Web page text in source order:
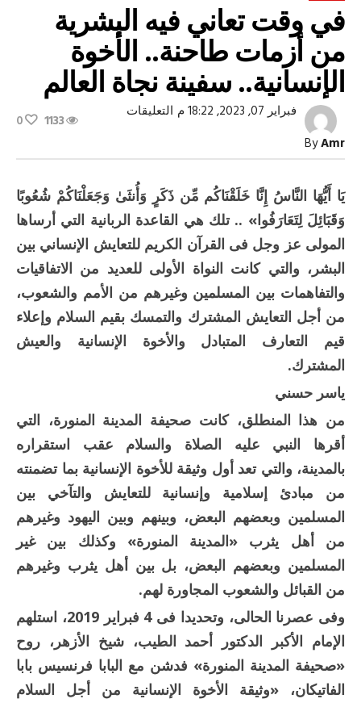
في وقت تعاني فيه البشرية
من أزمات طاحنة.. الأخوة
الإنسانية.. سفينة نجاة العالم
ByAmr
فبراير 07, 2023, 18:22 م التعليقاتعلى
فيه
من
أزمات
طاحنة..
الأخوة
الإنسانية..
سفينة
نجاة
العالم
مغلقة
1133
0
يَا أَيُّهَا النَّاسُ إِنَّا خَلَقْنَاكُم مِّن ذَكَرٍ وَأُنثَىٰ وَجَعَلْنَاكُمْ شُعُوبًا
وَقَبَائِلَ لِتَعَارَفُوا» .. تلك هي القاعدة الربانية التي أرساها
المولى عز وجل فى القرآن الكريم للتعايش الإنساني بين
البشر، والتي كانت النواة الأولى للعديد من الاتفاقيات
والتفاهمات بين المسلمين وغيرهم من الأمم والشعوب،
من أجل التعايش المشترك والتمسك بقيم السلام وإعلاء
قيم التعارف المتبادل والأخوة الإنسانية والعيش
المشترك.
ياسر حسني
من هذا المنطلق، كانت صحيفة المدينة المنورة، التي
أقرها النبي عليه الصلاة والسلام عقب استقراره
بالمدينة، والتي تعد أول وثيقة للأخوة الإنسانية بما تضمنته
من مبادئ إسلامية وإنسانية للتعايش والتآخي بين
المسلمين وبعضهم البعض، وبينهم وبين اليهود وغيرهم
من أهل يثرب «المدينة المنورة» وكذلك بين غير
المسلمين وبعضهم البعض، بل بين أهل يثرب وغيرهم
من القبائل والشعوب المجاورة لهم.
وفى عصرنا الحالى، وتحديدا فى 4 فبراير 2019، استلهم
الإمام الأكبر الدكتور أحمد الطيب، شيخ الأزهر، روح
«صحيفة المدينة المنورة» فدشن مع البابا فرنسيس بابا
الفاتيكان، «وثيقة الأخوة الإنسانية من أجل السلام